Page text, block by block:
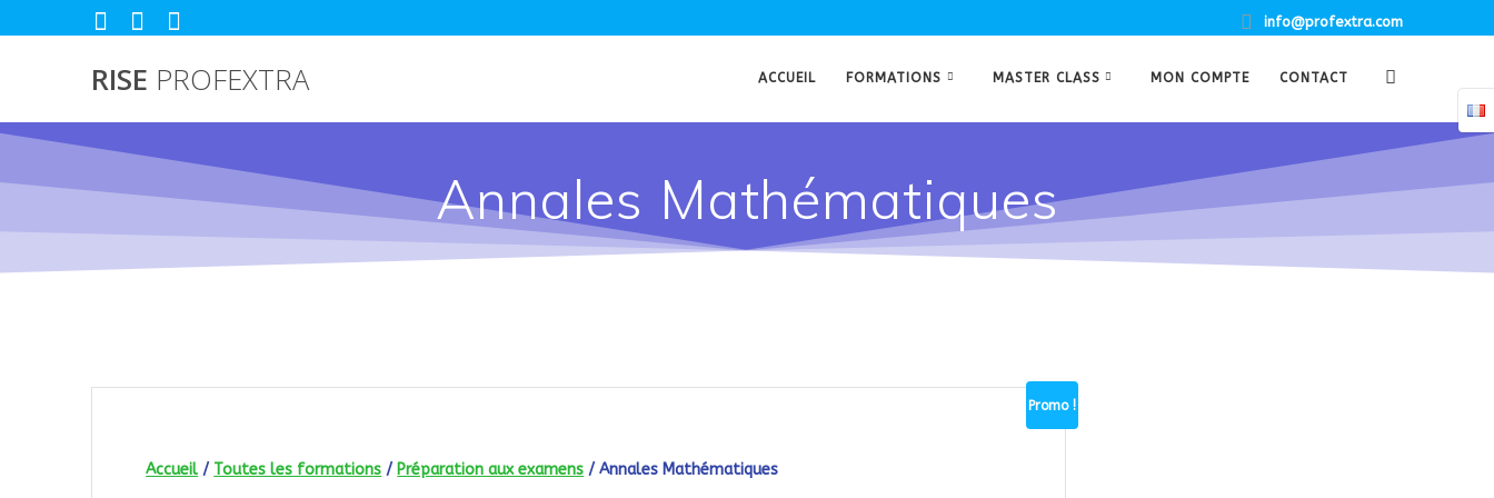
au
info@profextra.com
RISE PROFEXTRA ACCUEIL FORMATIONS MASTER CLASS MON COMPTE CONTACT
Annales Mathématiques
Accueil / Toutes les formations / Préparation aux examens / Annales Mathématiques
Promo !